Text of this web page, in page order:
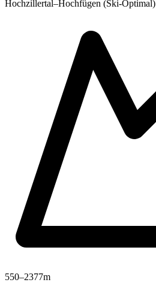
Hochzillertal–Hochfügen (Ski-Optimal)
550–2377m